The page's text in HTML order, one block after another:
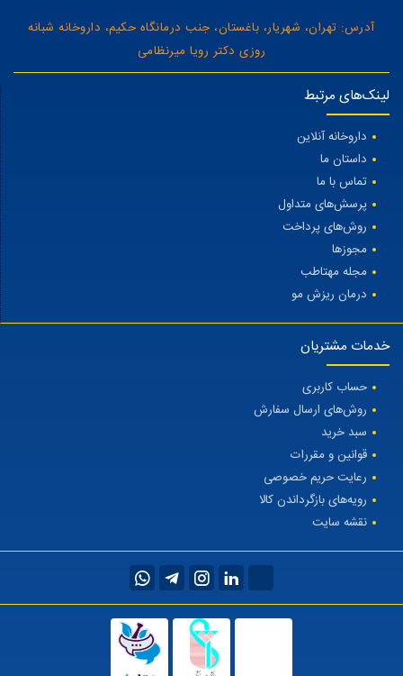
آدرس: تهران، شهریار، باغستان، جنب درمانگاه حکیم، داروخانه شبانه
روزی دکتر رویا میرنظامی
لینک‌های مرتبط
داروخانه آنلاین
داستان ما
تماس با ما
پرسش‌های متداول
روش‌های پرداخت
مجوزها
مجله مهتاطب
درمان ریزش مو
خدمات مشتریان
حساب کاربری
روش‌های ارسال سفارش
سبد خرید
قوانین و مقررات
رعایت حریم خصوصی
رویه‌های بازگرداندن کالا
نقشه سایت